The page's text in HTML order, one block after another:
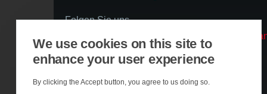
Folgen Sie uns
Basierend auf der Infrastruktur
We use cookies on this site to
enhance your user experience
By clicking the Accept button, you agree to us doing so.